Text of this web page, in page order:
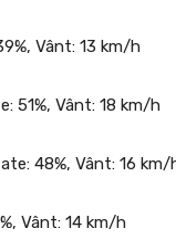
Vânt: 13 km/h
51%, Vânt: 18 km/h
48%, Vânt: 16 km/
Vânt: 14 km/h